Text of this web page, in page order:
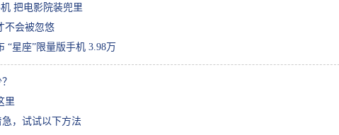
把电影院装兜里
不会被忽悠
“星座”限量版手机 3.98万
里
，试试以下方法